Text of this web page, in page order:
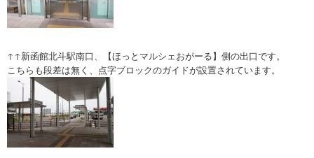
↑↑新函館北斗駅南口、【ほっとマルシェおがーる】側の出口です。
こちらも段差は無く、点字ブロックのガイドが設置されています。